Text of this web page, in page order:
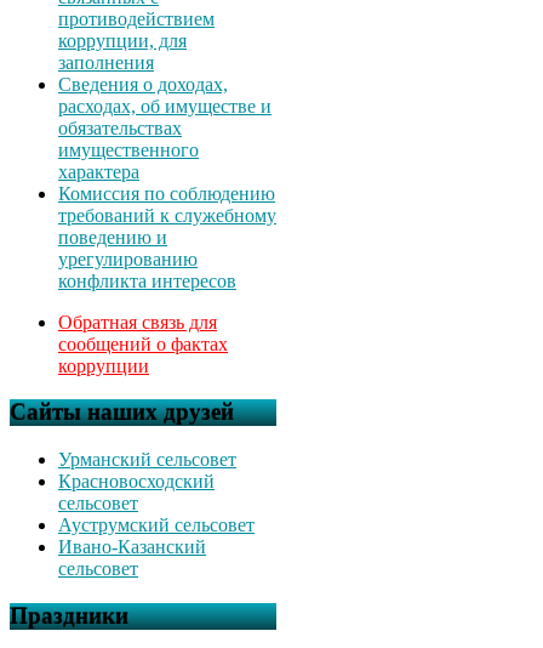
противодействием
коррупции, для
заполнения
Сведения о доходах,
расходах, об имуществе и
обязательствах
имущественного
характера
Комиссия по соблюдению
требований к служебному
поведению и
урегулированию
конфликта интересов
Обратная связь для
сообщений о фактах
коррупции
Сайты наших друзей
Урманский сельсовет
Красновосходский
сельсовет
Ауструмский сельсовет
Ивано-Казанский
сельсовет
Праздники